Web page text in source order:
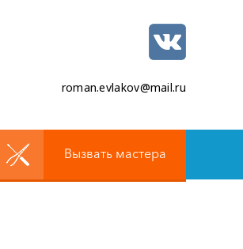
roman.evlakov@mail.ru
Вызвать мастера